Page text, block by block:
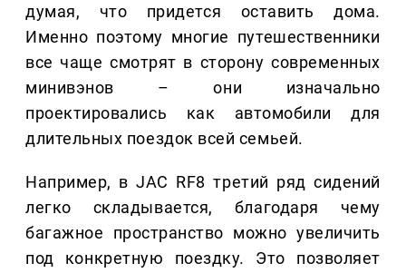
думая, что придется оставить дома.
Именно поэтому многие путешественники
все чаще смотрят в сторону современных
минивэнов – они изначально
проектировались как автомобили для
длительных поездок всей семьей.
Например, в JAC RF8 третий ряд сидений
легко складывается, благодаря чему
багажное пространство можно увеличить
под конкретную поездку. Это позволяет